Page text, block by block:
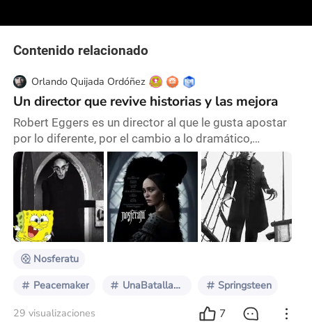
Contenido relacionado
Orlando Quijada Ordóñez
Un director que revive historias y las mejora
Robert Eggers es un director al que le gusta apostar
por lo diferente, por el cambio a lo dramático,
perturbador, poco visto, y le dio las gracias a Bob
Esponja por mostrar a Nosferatu a la nueva
generación. La verdad, lo conocí por primera vez en
ese episodio; yo me preguntaba qué hace esa imagen
con cara de rata en Bob Esponja. Era un episodio de
terror infantil, pero no me gustaba mucho ese ser
Nosferatu
Peacemaker UnaBatallaTrasOtra Springsteen
29 visualizaciones 7